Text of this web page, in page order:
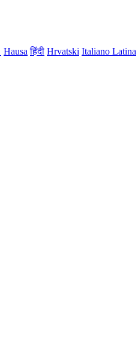
Hausa हिंदी Hrvatski Italiano Latina